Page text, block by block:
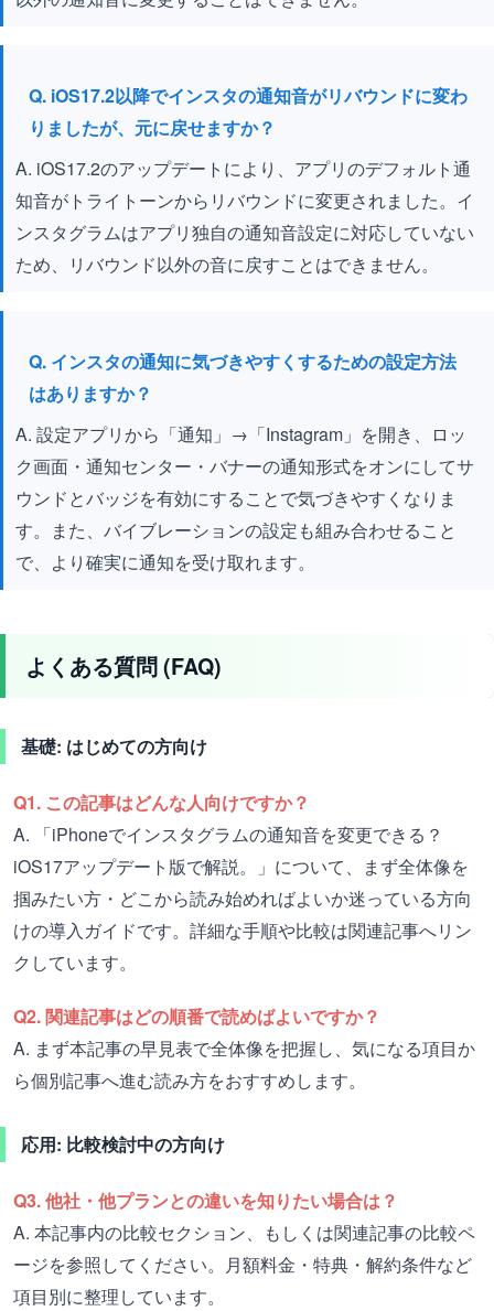
Q. iOS17.2以降でインスタの通知音がリバウンドに変わ
りましたが、元に戻せますか？
A. iOS17.2のアップデートにより、アプリのデフォルト通
知音がトライトーンからリバウンドに変更されました。イ
ンスタグラムはアプリ独自の通知音設定に対応していない
ため、リバウンド以外の音に戻すことはできません。
Q. インスタの通知に気づきやすくするための設定方法
はありますか？
A. 設定アプリから「通知」→「Instagram」を開き、ロッ
ク画面・通知センター・バナーの通知形式をオンにしてサ
ウンドとバッジを有効にすることで気づきやすくなりま
す。また、バイブレーションの設定も組み合わせること
で、より確実に通知を受け取れます。
よくある質問 (FAQ)
基礎: はじめての方向け
Q1. この記事はどんな人向けですか？
A. 「iPhoneでインスタグラムの通知音を変更できる？
iOS17アップデート版で解説。」について、まず全体像を
掴みたい方・どこから読み始めればよいか迷っている方向
けの導入ガイドです。詳細な手順や比較は関連記事へリン
クしています。
Q2. 関連記事はどの順番で読めばよいですか？
A. まず本記事の早見表で全体像を把握し、気になる項目か
ら個別記事へ進む読み方をおすすめします。
応用: 比較検討中の方向け
Q3. 他社・他プランとの違いを知りたい場合は？
A. 本記事内の比較セクション、もしくは関連記事の比較ペ
ージを参照してください。月額料金・特典・解約条件など
項目別に整理しています。